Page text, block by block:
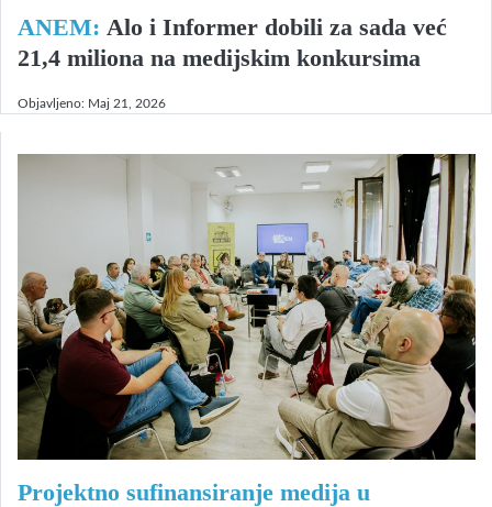
ANEM: Alo i Informer dobili za sada već
21,4 miliona na medijskim konkursima
Objavljeno: Maj 21, 2026
Projektno sufinansiranje medija u